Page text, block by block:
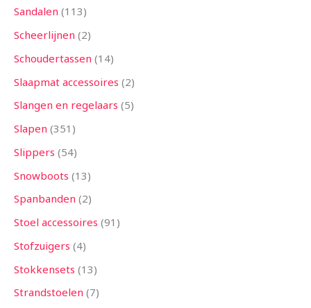
Sandalen 113
Scheerlijnen 2
Schoudertassen 14
Slaapmat accessoires 2
Slangen en regelaars 5
Slapen 351
Slippers 54
Snowboots 13
Spanbanden 2
Stoel accessoires 91
Stofzuigers 4
Stokkensets 13
Strandstoelen 7